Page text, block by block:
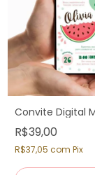
Convite Digital
R$39,00
R$37,05 com Pix